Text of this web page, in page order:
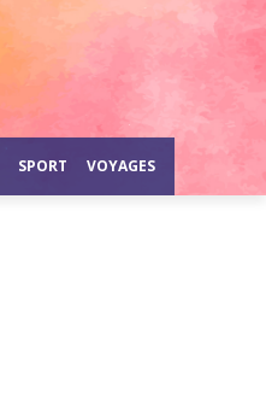
SPORT VOYAGES